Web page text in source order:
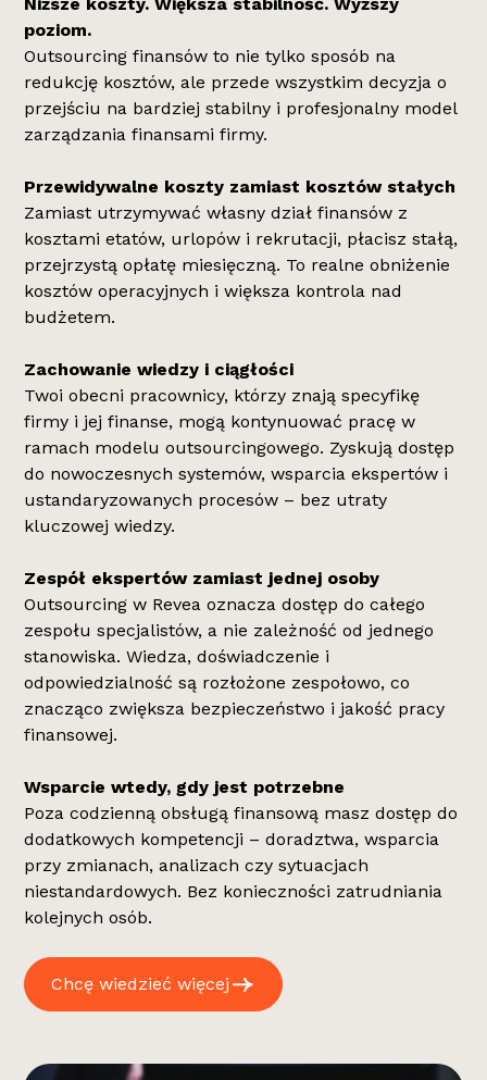
poziom.
Outsourcing finansów to nie tylko sposób na
redukcję kosztów, ale przede wszystkim decyzja o
przejściu na bardziej stabilny i profesjonalny model
zarządzania finansami firmy.
Przewidywalne koszty zamiast kosztów stałych
Zamiast utrzymywać własny dział finansów z
kosztami etatów, urlopów i rekrutacji, płacisz stałą,
przejrzystą opłatę miesięczną. To realne obniżenie
kosztów operacyjnych i większa kontrola nad
budżetem.
Zachowanie wiedzy i ciągłości
Twoi obecni pracownicy, którzy znają specyfikę
firmy i jej finanse, mogą kontynuować pracę w
ramach modelu outsourcingowego. Zyskują dostęp
do nowoczesnych systemów, wsparcia ekspertów i
ustandaryzowanych procesów – bez utraty
kluczowej wiedzy.
Zespół ekspertów zamiast jednej osoby
Outsourcing w Revea oznacza dostęp do całego
zespołu specjalistów, a nie zależność od jednego
stanowiska. Wiedza, doświadczenie i
odpowiedzialność są rozłożone zespołowo, co
znacząco zwiększa bezpieczeństwo i jakość pracy
finansowej.
Wsparcie wtedy, gdy jest potrzebne
Poza codzienną obsługą finansową masz dostęp do
dodatkowych kompetencji – doradztwa, wsparcia
przy zmianach, analizach czy sytuacjach
niestandardowych. Bez konieczności zatrudniania
kolejnych osób.
Chcę wiedzieć więcej